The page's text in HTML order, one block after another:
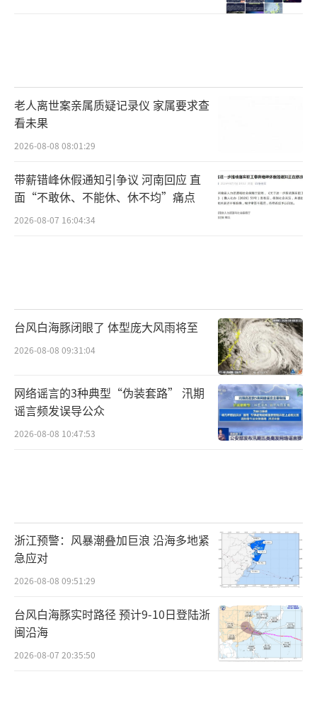
老人离世案亲属质疑记录仪 家属要求查
看未果
2026-08-08 08:01:29
带薪错峰休假通知引争议 河南回应 直
面“不敢休、不能休、休不均”痛点
2026-08-07 16:04:34
台风白海豚闭眼了 体型庞大风雨将至
2026-08-08 09:31:04
网络谣言的3种典型“伪装套路” 汛期
谣言频发误导公众
2026-08-08 10:47:53
浙江预警：风暴潮叠加巨浪 沿海多地紧
急应对
2026-08-08 09:51:29
台风白海豚实时路径 预计9-10日登陆浙
闽沿海
2026-08-07 20:35:50